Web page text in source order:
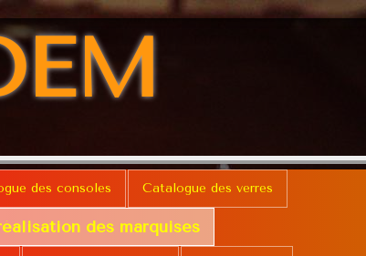
des consoles Catalogue des verres
des marquises